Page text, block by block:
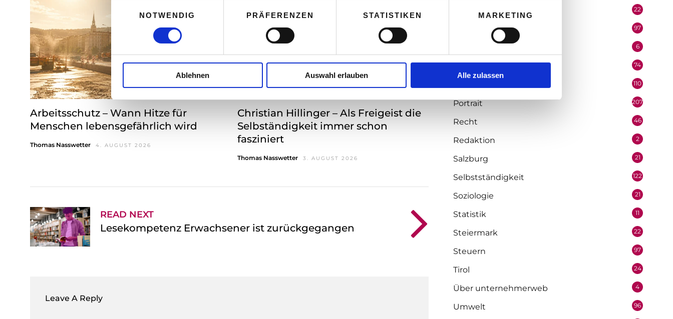
n
i
l
l
i
g
u
n
s
h
l
NOTWENDIG PRÄFERENZEN STATISTIKEN MARKETING
Ablehnen Auswahl erlauben Alle zulassen
Arbeitsschutz – Wann Hitze für
Menschen lebensgefährlich wird
Thomas Nasswetter 4. AUGUST 2026
Christian Hillinger – Als Freigeist die
Selbständigkeit immer schon
fasziniert
Thomas Nasswetter 3. AUGUST 2026
READ NEXT
Lesekompetenz Erwachsener ist zurückgegangen
Leave A Reply
Oberösterreich 22
Organisation 97
6
74
110
Portrait 207
Recht 46
Redaktion 2
Salzburg 21
Selbstständigkeit 122
Soziologie 21
Statistik 11
Steiermark 22
Steuern 97
Tirol 24
Über unternehmerweb 4
Umwelt 96